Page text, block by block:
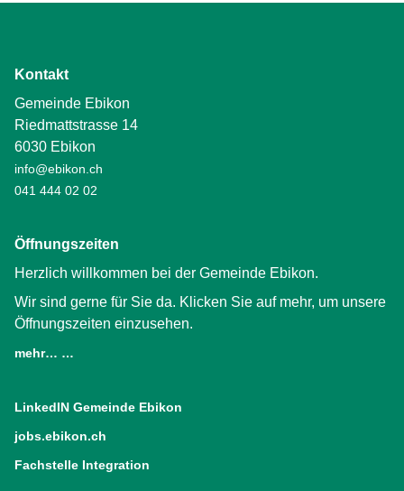
Kontakt
Gemeinde Ebikon
Riedmattstrasse 14
6030 Ebikon
info@ebikon.ch
041 444 02 02
Öffnungszeiten
Herzlich willkommen bei der Gemeinde Ebikon.
Wir sind gerne für Sie da. Klicken Sie auf mehr, um unsere
Öffnungszeiten einzusehen.
mehr… …
LinkedIN Gemeinde Ebikon
jobs.ebikon.ch
Fachstelle Integration